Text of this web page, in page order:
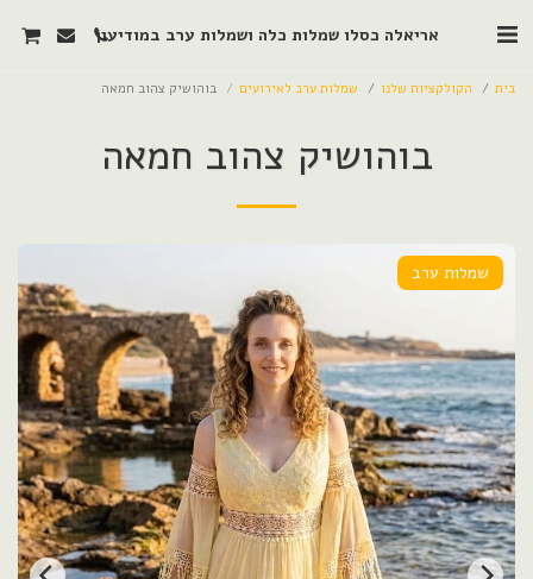
אריאלה כסלו שמלות כלה ושמלות ערב במודיעין
בית הקולקציות שלנו שמלות ערב לאירועים בוהושיק צהוב חמאה
בוהושיק צהוב חמאה
שמלות ערב